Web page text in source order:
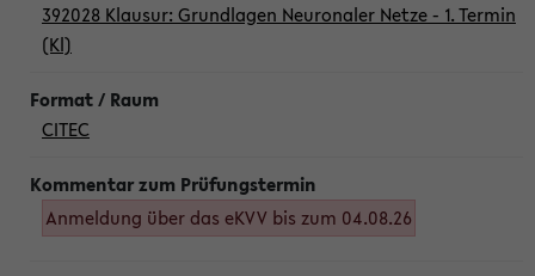
392028 Klausur: Grundlagen Neuronaler Netze - 1. Termin
(Kl)
CITEC
Anmeldung über das eKVV bis zum 04.08.26